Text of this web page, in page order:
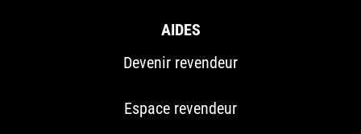
AIDES
Devenir revendeur
Espace revendeur